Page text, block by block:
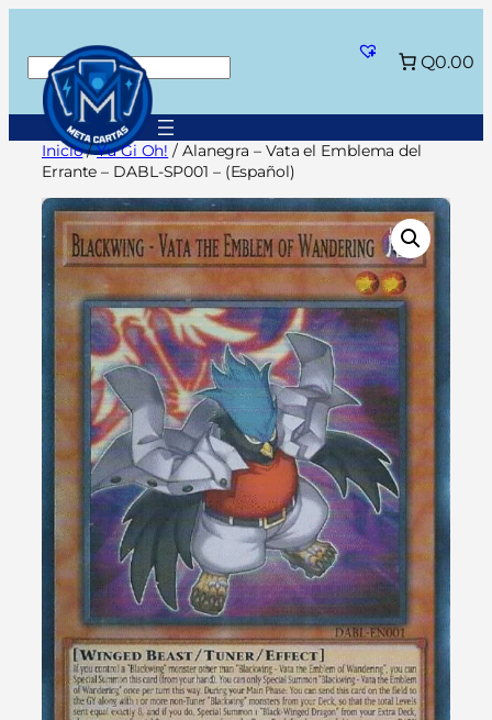
contenido
Buscar Q0.00
Inicio/Yu Gi Oh! / Alanegra – Vata el Emblema del
Errante – DABL-SP001 – (Español)